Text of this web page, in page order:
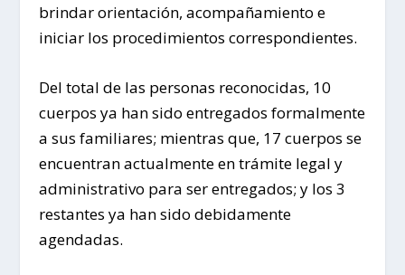
brindar orientación, acompañamiento e
iniciar los procedimientos correspondientes.
Del total de las personas reconocidas, 10
cuerpos ya han sido entregados formalmente
a sus familiares; mientras que, 17 cuerpos se
encuentran actualmente en trámite legal y
administrativo para ser entregados; y los 3
restantes ya han sido debidamente
agendadas.